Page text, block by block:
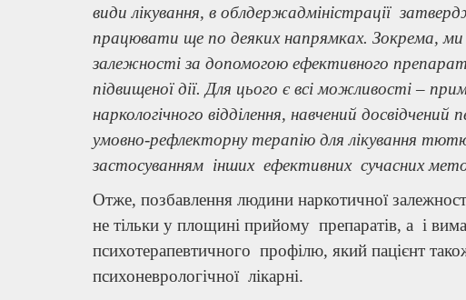
види лікування, в облдержадміністрації
працювати ще по деяких напрямках. Зокрема, ми
залежності за допомогою ефективного
підвищеної дії. Для цього є всі можливості –
наркологічного відділення, навчений
умовно-рефлекторну терапію для лікування
застосуванням інших ефективних сучасних
Отже, позбавлення людини наркотичної
не тільки у площині прийому препаратів, а і
психотерапевтичного профілю, який пацієнт
психоневрологічної лікарні.